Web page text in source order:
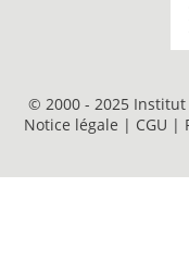
© 2000 - 2025
Notice légale | CGU |